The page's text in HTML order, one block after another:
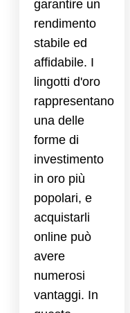
garantire un
rendimento
stabile ed
affidabile. I
lingotti d'oro
rappresentano
una delle
forme di
investimento
in oro più
popolari, e
acquistarli
online può
avere
numerosi
vantaggi. In